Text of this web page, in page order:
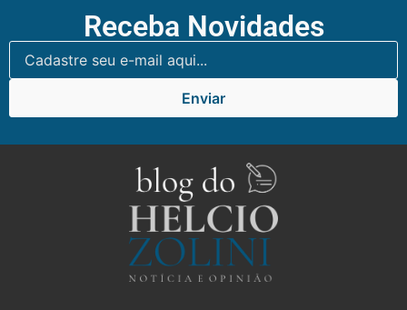
Receba Novidades
Enviar